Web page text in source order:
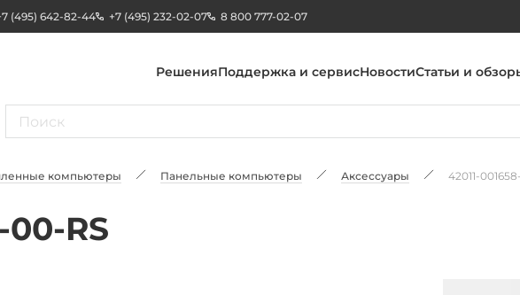
(495) 642-82-44 +7 (495) 232-02-07 8 800 777-02-07
РешенияПоддержка и сервисНовостиСтатьи и
компьютеры Панельные компьютеры Аксессуары 42011-
00-RS